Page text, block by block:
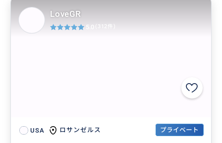
USA ロサンゼルス プライベート
LoveGR
5.0 (312件)